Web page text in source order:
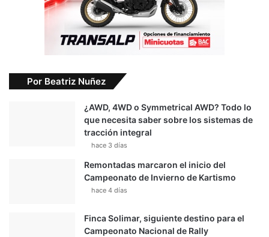
Por Beatriz Nuñez
¿AWD, 4WD o Symmetrical AWD? Todo lo
que necesita saber sobre los sistemas de
tracción integral
hace 3 días
Remontadas marcaron el inicio del
Campeonato de Invierno de Kartismo
hace 4 días
Finca Solimar, siguiente destino para el
Campeonato Nacional de Rally